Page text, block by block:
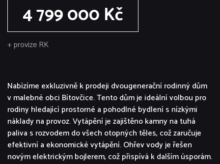
4 799 000 Kč
+ provize RK
Nabízíme exkluzivně k prodeji dvougenerační rodinný dům
v malebné obci Bítovčice. Tento dům je ideální volbou pro
rodiny hledající prostorné a pohodlné bydlení s nízkými
náklady na provoz. Vytápění je zajištěno kamny na tuhá
paliva s rozvodem do všech otopných těles, což zaručuje
efektivní a ekonomické vytápění. Ohřev vody je řešen
novým elektrickým bojlerem, což přispívá k dalším úsporám.